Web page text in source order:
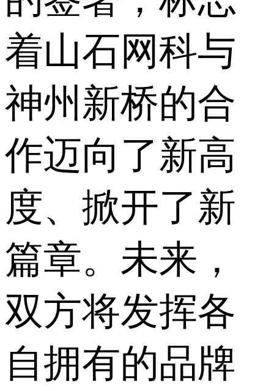
着山石网科与
神州新桥的合
作迈向了新高
度、掀开了新
篇章。未来，
双方将发挥各
自拥有的品牌